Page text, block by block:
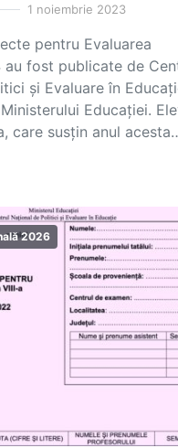
1 noiembrie 2023
pentru Evaluarea
au fost publicate de
și Evaluare în
Educației.
care susțin anul
2026